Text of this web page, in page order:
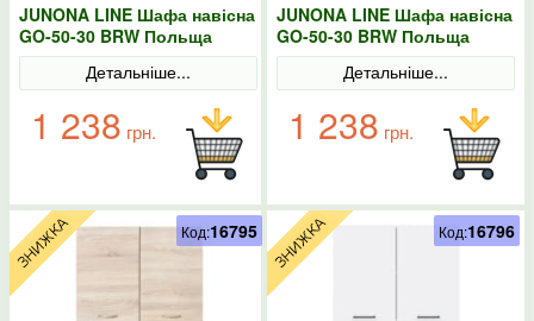
JUNONA LINE Шафа навісна
GO-50-30 BRW Польща
Сонома
Детальніше...
1 238 грн.
JUNONA LINE Шафа навісна
GO-50-30 BRW Польща
колір-білий
Детальніше...
1 238 грн.
Код:16795 Код:16796